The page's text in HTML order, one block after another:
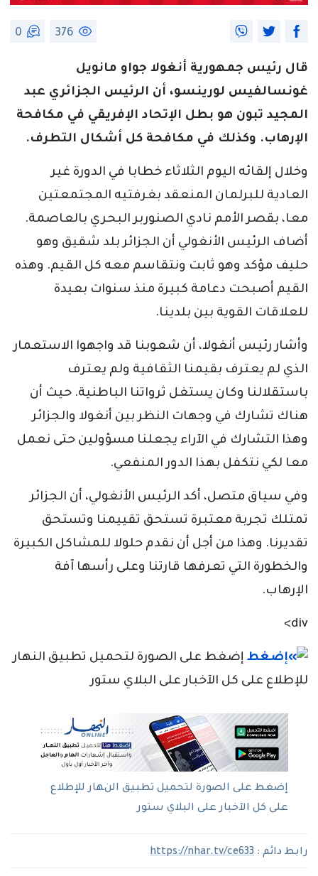
376
0
قال رئيس جمهورية أنغولا جواو مانويل
غونسالفيس لورينسو، أن الرئيس الجزائري عبد
المجيد تبون هو بطل الإتحاد الإفريقي في مكافحة
الإرهاب. وكذلك في مكافحة كل أشكال التطرف.
وخلال إلقائه اليوم الثلاثاء خطابا في الدورة غير
العادية للبرلمان المنعقد بغرفتيه المجتمعتين
معا، بقصر الأمم نادي الصنوربر البحري بالعاصمة.
أضاف الرئيس الأنغولي أن الجزائر بلد شقيق وهو
حليف مؤكد وهو ثابت ونتقاسم معه كل القيم. وهذه
القيم أصبحت دعامة كبيرة منذ سنوات بعيدة
للعلاقات القوية بين بلدينا.
وأشار رئيس أنغولا، أن شعوبنا قد واجهوا الاستعمار
الذي لم يعترف بقيمنا الثقافية ولم يعترف
باستقلالنا وكان يستغل ثرواتنا الباطنية. حيث أن
هناك تشارك في وجهات النظر بين أنغولا والجزائر
وهذا التشارك في الآراء يجعلنا مسؤولين حتى نعمل
معا لكي نتكفل بهذا الدور المنفعي.
وفي سياق متصل، أكد الرئيس الأنغولي، أن الجزائر
تمتلك تجربة معتبرة تستحق تقييمنا وتستحق
تقديرنا. وهذا من أجل أن نقدم حلولا للمشاكل الكبيرة
والخطورة التي تعرفها قارتنا وعلى رأسها آفة
الإرهاب.
div>
إضغط على الصورة لتحميل تطبيق النهار
للإطلاع على كل الآخبار على البلاي ستور
إضغط على الصورة لتحميل تطبيق النهار للإطلاع
على كل الآخبار على البلاي ستور
رابط دائم : https://nhar.tv/ce633